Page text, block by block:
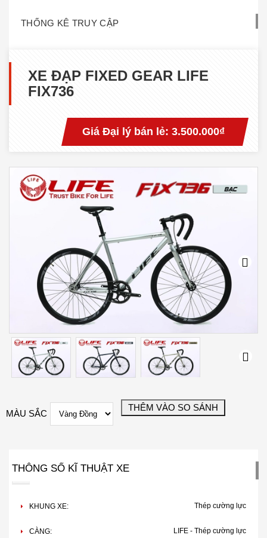
THỐNG KÊ TRUY CẬP
XE ĐẠP FIXED GEAR LIFE
FIX736
Giá Đại lý bán lẻ: 3.500.000₫
MÀU SẮC
THÔNG SỐ KĨ THUẬT XE
KHUNG XE: Thép cường lực
CÀNG: LIFE - Thép cường lực